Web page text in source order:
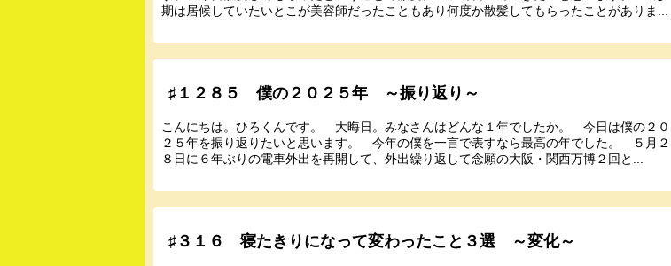
期は居候していたいとこが美容師だったこともあり何度か散髪してもらったことがありま...
♯１２８５ 僕の２０２５年 ～振り返り～
こんにちは。ひろくんです。 大晦日。みなさんはどんな１年でしたか。 今日は僕の２０
２５年を振り返りたいと思います。 今年の僕を一言で表すなら最高の年でした。 ５月２
８日に６年ぶりの電車外出を再開して、外出繰り返して念願の大阪・関西万博２回と...
♯３１６ 寝たきりになって変わったこと３選 ～変化～